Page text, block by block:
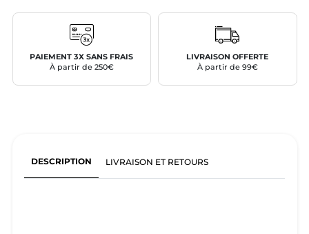
PAIEMENT 3X SANS FRAIS
À partir de 250€
LIVRAISON OFFERTE
À partir de 99€
DESCRIPTION LIVRAISON ET RETOURS